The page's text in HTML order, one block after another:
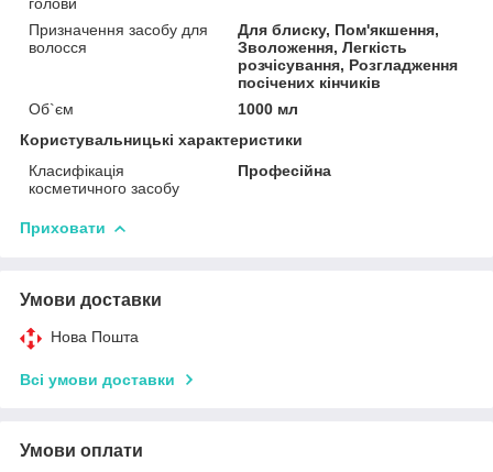
Призначення засобу для
волосся
Для блиску, Пом'якшення,
Зволоження, Легкість
розчісування, Розгладження
посічених кінчиків
Об`єм
1000 мл
Користувальницькі характеристики
Класифікація
косметичного засобу
Професійна
Приховати
Умови доставки
Нова Пошта
Всі умови доставки
Умови оплати